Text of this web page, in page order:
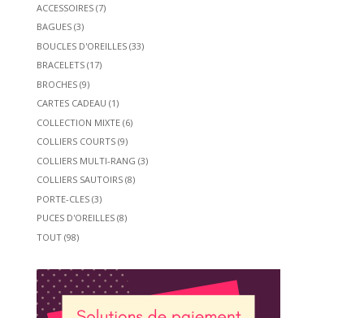
ACCESSOIRES (7)
BAGUES (3)
BOUCLES D'OREILLES (33)
BRACELETS (17)
BROCHES (9)
CARTES CADEAU (1)
COLLECTION MIXTE (6)
COLLIERS COURTS (9)
COLLIERS MULTI-RANG (3)
COLLIERS SAUTOIRS (8)
PORTE-CLES (3)
PUCES D'OREILLES (8)
TOUT (98)